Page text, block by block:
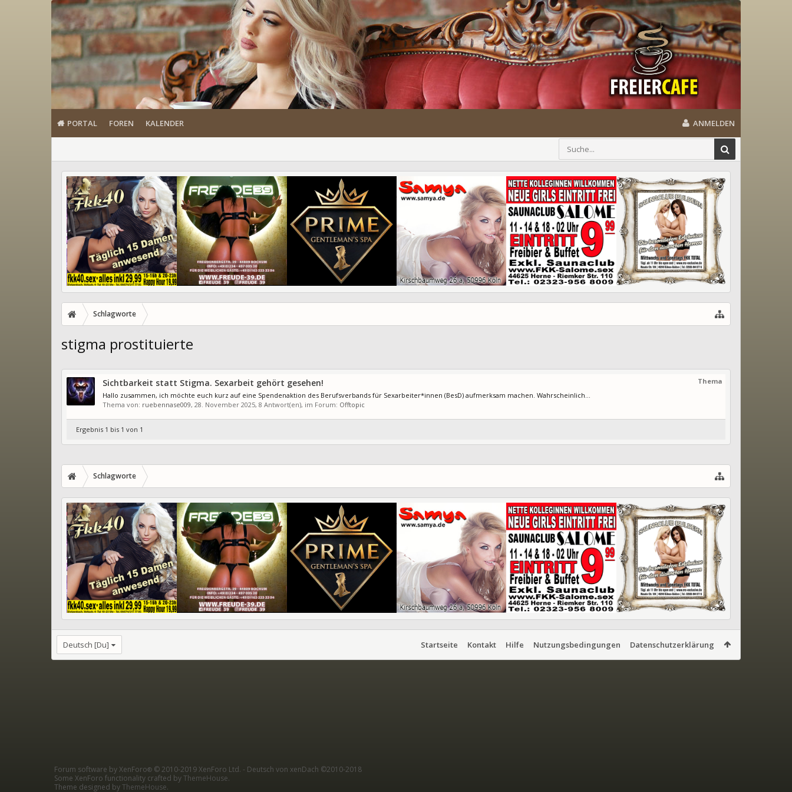
PORTAL FOREN KALENDER ANMELDEN
Schlagworte
stigma prostituierte
Thema
Sichtbarkeit statt Stigma. Sexarbeit gehört gesehen!
Hallo zusammen, ich möchte euch kurz auf eine Spendenaktion des Berufsverbands für Sexarbeiter*innen (BesD) aufmerksam machen. Wahrscheinlich...
Thema von: ruebennase009, 28. November 2025, 8 Antwort(en), im Forum: Offtopic
Ergebnis 1 bis 1 von 1
Schlagworte
Deutsch [Du] Startseite Kontakt Hilfe Nutzungsbedingungen Datenschutzerklärung
Forum software by XenForo® © 2010-2019 XenForo Ltd. - Deutsch von xenDach ©2010-2018
Some XenForo functionality crafted byThemeHouse.
Theme designed byThemeHouse.